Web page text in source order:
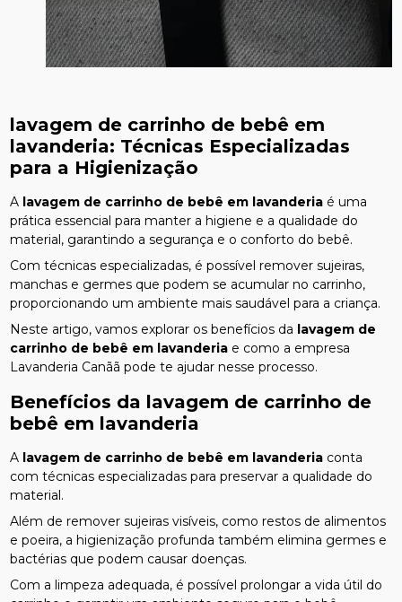
lavagem de carrinho de bebê em
lavanderia: Técnicas Especializadas
para a Higienização
A lavagem de carrinho de bebê em lavanderia é uma
prática essencial para manter a higiene e a qualidade do
material, garantindo a segurança e o conforto do bebê.
Com técnicas especializadas, é possível remover sujeiras,
manchas e germes que podem se acumular no carrinho,
proporcionando um ambiente mais saudável para a criança.
Neste artigo, vamos explorar os benefícios da lavagem de
carrinho de bebê em lavanderia e como a empresa
Lavanderia Canãã pode te ajudar nesse processo.
Benefícios da lavagem de carrinho de
bebê em lavanderia
A lavagem de carrinho de bebê em lavanderia conta
com técnicas especializadas para preservar a qualidade do
material.
Além de remover sujeiras visíveis, como restos de alimentos
e poeira, a higienização profunda também elimina germes e
bactérias que podem causar doenças.
Com a limpeza adequada, é possível prolongar a vida útil do